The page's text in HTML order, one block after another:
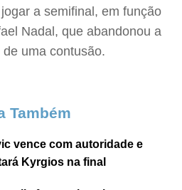
a semifinal, em função
Nadal, que abandonou a
uma contusão.
Também
vence com autoridade e
Kyrgios na final